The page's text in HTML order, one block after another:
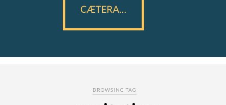
BROWSING TAG